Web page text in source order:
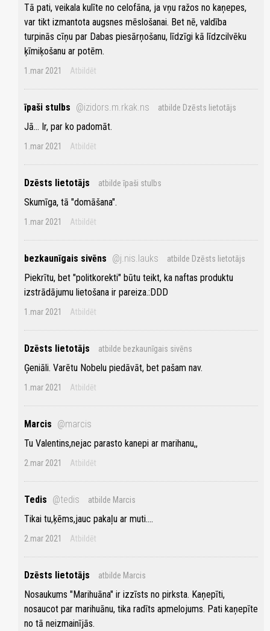
Tā pati, veikala kulīte no celofāna, ja vņu ražos no kaņepes,
var tikt izmantota augsnes mēslošanai. Bet nē, valdība
turpinās cīņu par Dabas piesārņošanu, līdzīgi kā līdzcilvēku
ķīmiķošanu ar potēm.
1.mar 2021 Atbildēt
īpaši stulbs @izidors.m.rkak.ns atbilde Dzēsts lietotājs
Jā... Ir, par ko padomāt.
1.mar 2021 Atbildēt
Dzēsts lietotājs atbilde īpaši stulbs
Skumīga, tā "domāšana".
1.mar 2021 Atbildēt
bezkaunīgais sivēns @j.nis.lauks atbilde Dzēsts lietotājs
Piekrītu, bet "politkorekti" būtu teikt, ka naftas produktu
izstrādājumu lietošana ir pareiza.:DDD
1.mar 2021 Atbildēt
Dzēsts lietotājs atbilde bezkaunīgais sivēns
Ģeniāli. Varētu Nobelu piedāvāt, bet pašam nav.
1.mar 2021 Atbildēt
Marcis @marcis
Tu Valentins,nejac parasto kanepi ar marihanu,,
2.mar 2021 Atbildēt
Tedis @tedis atbilde Marcis
Tikai tu,ķēms,jauc pakaļu ar muti....
2.mar 2021 Atbildēt
Dzēsts lietotājs atbilde Marcis
Nosaukums "Marihuāna" ir izzīsts no pirksta. Kaņepīti,
nosaucot par marihuānu, tika radīts apmelojums. Pati kaņepīte
no tā neizmainījās.